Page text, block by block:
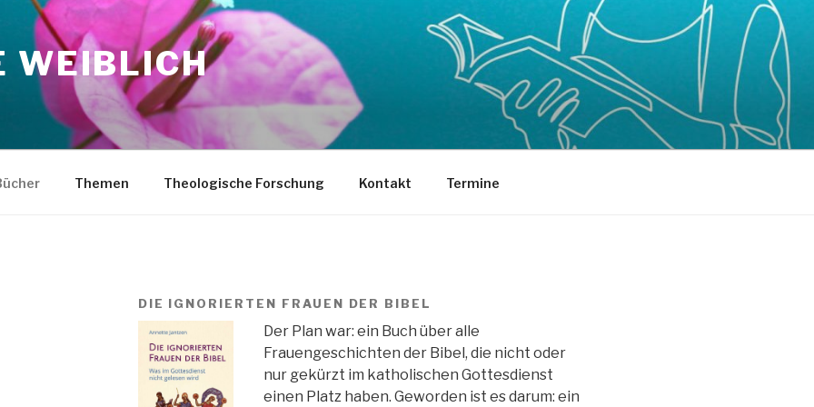
WEIBLICH
Themen Theologische Forschung Kontakt Termine
DIE IGNORIERTEN FRAUEN DER BIBEL
Der Plan war: ein Buch über alle
Frauengeschichten der Bibel, die nicht oder
nur gekürzt im katholischen Gottesdienst
einen Platz haben. Geworden ist es darum: ein